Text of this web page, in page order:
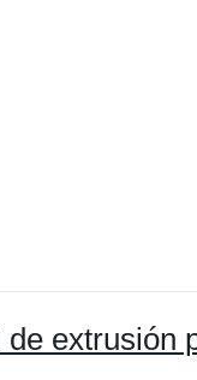
extrusión